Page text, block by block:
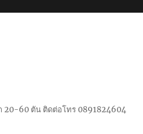
ก 20-60 ตัน ติดต่อโทร 0891824604